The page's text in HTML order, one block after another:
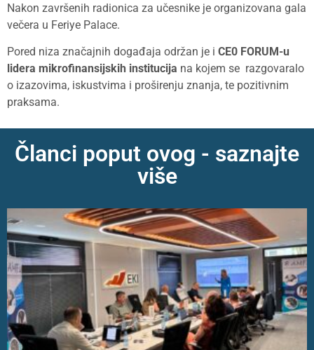
Nakon završenih radionica za učesnike je organizovana gala
večera u Feriye Palace.
Pored niza značajnih događaja održan je i CE0 FORUM-u
lidera mikrofinansijskih institucija na kojem se razgovaralo
o izazovima, iskustvima i proširenju znanja, te pozitivnim
praksama.
Članci poput ovog - saznajte
više